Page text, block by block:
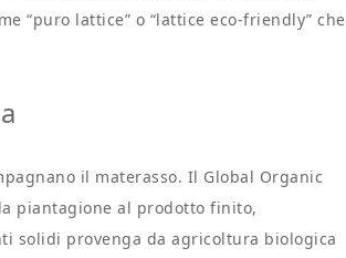
“puro lattice” o “lattice eco-friendly” che
il materasso. Il Global Organic
piantagione al prodotto finito,
solidi provenga da agricoltura biologica